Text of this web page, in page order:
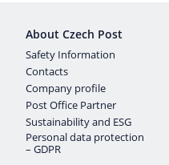
About Czech Post
Safety Information
Contacts
Company profile
Post Office Partner
Sustainability and ESG
Personal data protection
– GDPR